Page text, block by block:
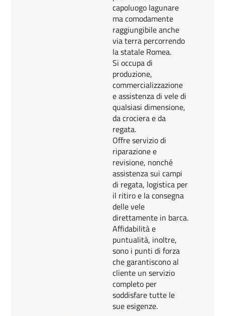
capoluogo lagunare
ma comodamente
raggiungibile anche
via terra percorrendo
la statale Romea.
Si occupa di
produzione,
commercializzazione
e assistenza di vele di
qualsiasi dimensione,
da crociera e da
regata.
Offre servizio di
riparazione e
revisione, nonché
assistenza sui campi
di regata, logistica per
il ritiro e la consegna
delle vele
direttamente in barca.
Affidabilità e
puntualità, inoltre,
sono i punti di forza
che garantiscono al
cliente un servizio
completo per
soddisfare tutte le
sue esigenze.